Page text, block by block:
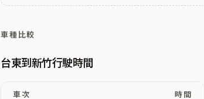
車種比較
台東到新竹行駛時間
車次 時間